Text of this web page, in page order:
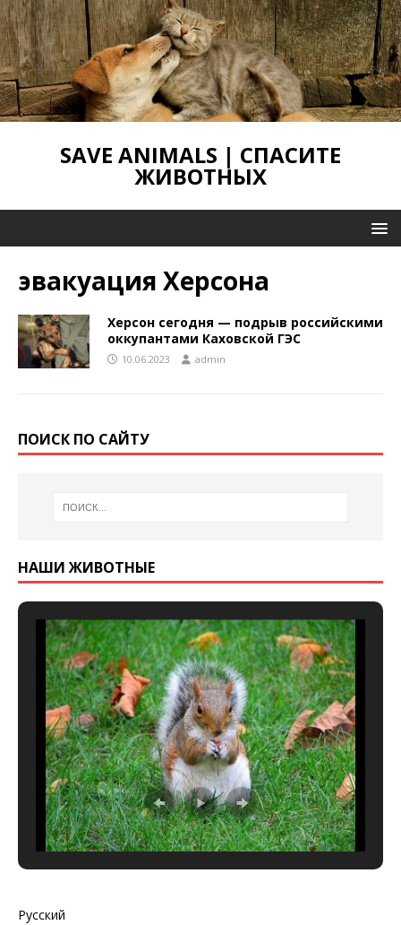
SAVE ANIMALS | СПАСИТЕ
ЖИВОТНЫХ
эвакуация Херсона
Херсон сегодня — подрыв российскими
оккупантами Каховской ГЭС
10.06.2023 admin
ПОИСК ПО САЙТУ
НАШИ ЖИВОТНЫЕ
Русский